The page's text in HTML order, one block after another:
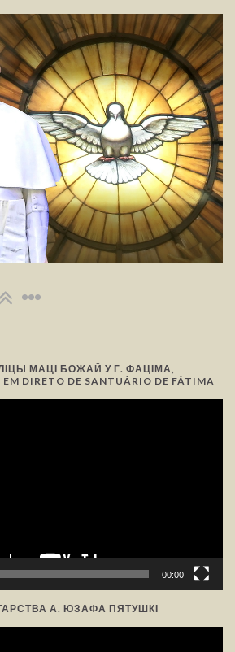
МАЦІ БОЖАЙ У Г. ФАЦІМА,
DIRETO DE SANTUÁRIO DE FÁTIMA
00:00
А. ЮЗАФА ПЯТУШКІ